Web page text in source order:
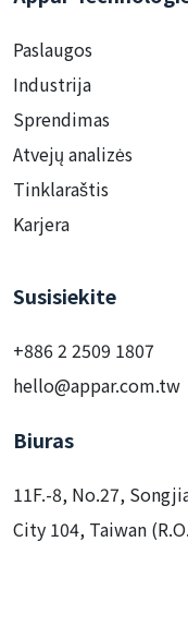
Paslaugos
Industrija
Sprendimas
Atvejų analizės
Tinklaraštis
Karjera
Susisiekite
+886 2 2509 1807
hello@appar.com.tw
Biuras
11F.-8, No.27,
City 104, Taiwan